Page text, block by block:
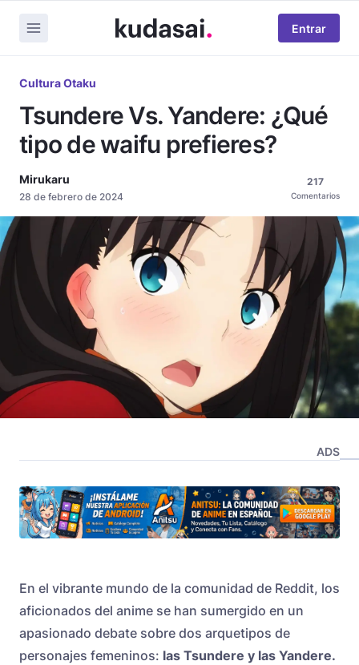
Entrar
Cultura Otaku
Tsundere Vs. Yandere: ¿Qué
tipo de waifu prefieres?
Mirukaru
28 de febrero de 2024
217
Comentarios
ADS
En el vibrante mundo de la comunidad de Reddit, los
aficionados del anime se han sumergido en un
apasionado debate sobre dos arquetipos de
personajes femeninos: las Tsundere y las Yandere.